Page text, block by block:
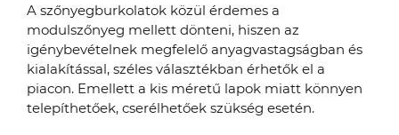
A szőnyegburkolatok közül érdemes a
modulszőnyeg mellett dönteni, hiszen az
igénybevételnek megfelelő anyagvastagságban és
kialakítással, széles választékban érhetők el a
piacon. Emellett a kis méretű lapok miatt könnyen
telepíthetőek, cserélhetőek szükség esetén.